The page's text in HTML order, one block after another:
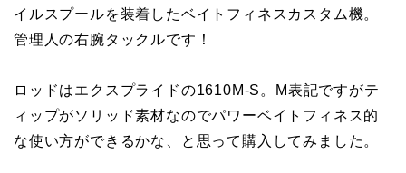
イルスプールを装着したベイトフィネスカスタム機。
管理人の右腕タックルです！
ロッドはエクスプライドの1610M-S。M表記ですがテ
ィップがソリッド素材なのでパワーベイトフィネス的
な使い方ができるかな、と思って購入してみました。